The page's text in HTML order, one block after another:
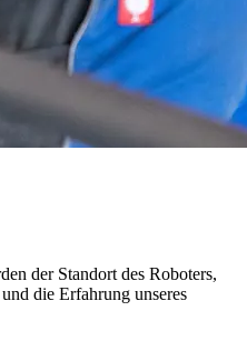
der Standort des Roboters,
die Erfahrung unseres